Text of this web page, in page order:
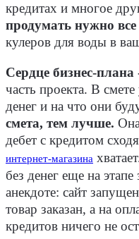
кредитах и многое
продумать нужно все
кулеров для воды в
Сердце бизнес-плана
часть проекта. В смете
денег и на что они
смета, тем лучше.
дебет с кредитом
интернет-магазина
без денег еще на
анекдоте: сайт
товар заказан, а на
кредитов ничего не